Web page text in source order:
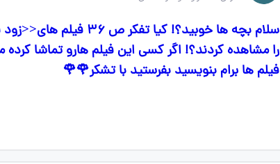
سلام بچه ها خوبید؟!
را مشاهده کردند؟! اگر کسی این فیلم هارو‌ تماشا
فیلم ها برام بنویسید بفرستید با تشکر🌹🌹